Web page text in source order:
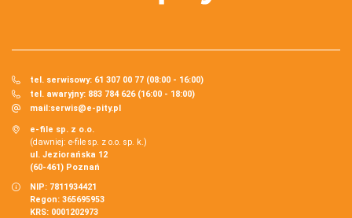
tel. serwisowy: 61 307 00 77 (08:00 - 16:00)
tel. awaryjny: 883 784 626 (16:00 - 18:00)
mail:serwis@e-pity.pl
e-file sp. z o.o.
(dawniej: e-file sp. z o.o. sp. k.)
ul. Jeziorańska 12
(60-461) Poznań
NIP: 7811934421
Regon: 365695953
KRS: 0001202973